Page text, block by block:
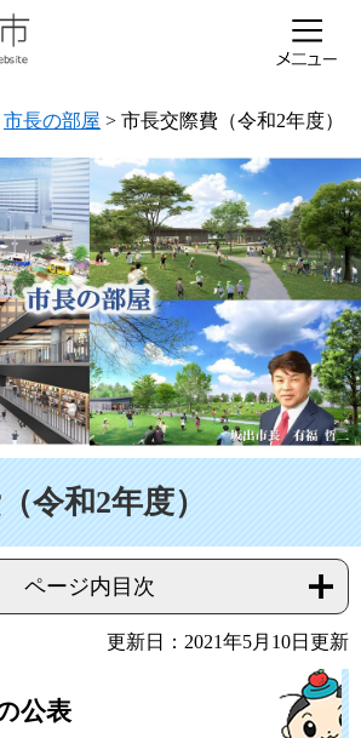
文へ
市長の部屋 > 市長交際費（令和2年度）
令和2年度）
ページ内目次
更新日：2021年5月10日更新
公表